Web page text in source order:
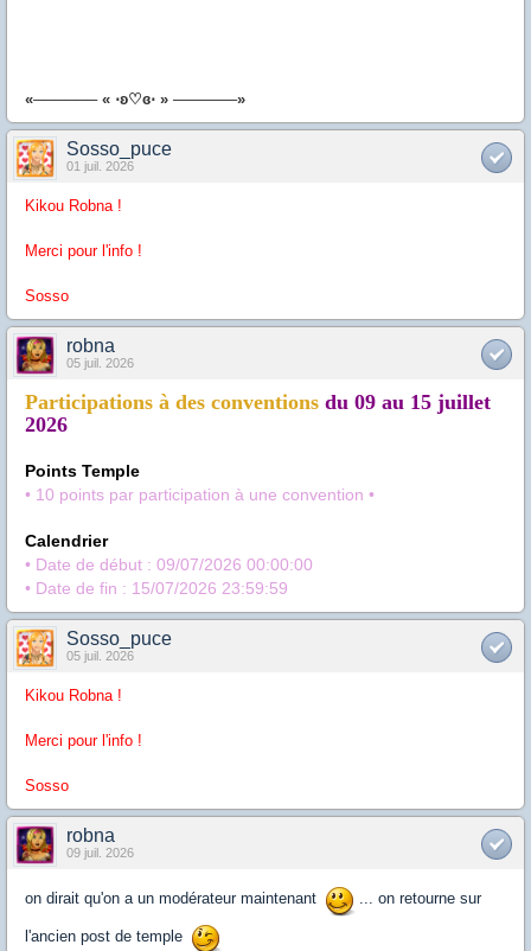
«────── « ⋅ʚ♡ɞ⋅ » ──────»
Sosso_puce
01 juil. 2026
Kikou Robna !
Merci pour l'info !
Sosso
robna
05 juil. 2026
Participations à des conventions du 09 au 15 juillet
2026
Points Temple
• 10 points par participation à une convention •
Calendrier
• Date de début : 09/07/2026 00:00:00
• Date de fin : 15/07/2026 23:59:59
Sosso_puce
05 juil. 2026
Kikou Robna !
Merci pour l'info !
Sosso
robna
09 juil. 2026
on dirait qu'on a un modérateur maintenant ... on retourne sur
l'ancien post de temple